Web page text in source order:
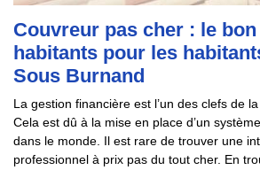
Couvreur pas cher : le
habitants pour les
Sous Burnand
La gestion financière est l’un des clefs de
Cela est dû à la mise en place d’un
dans le monde. Il est rare de trouver une
professionnel à prix pas du tout cher. En